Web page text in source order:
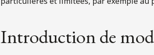
Introduction de